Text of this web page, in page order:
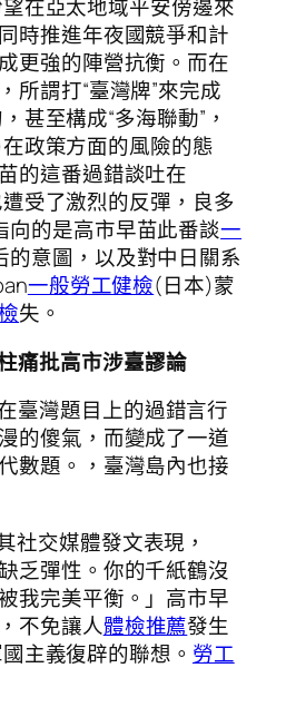
在亞太地域平安傍邊來
時推進年夜國競爭和計
更強的陣營抗衡。而在
所謂打“臺灣牌”來完成
甚至構成“多海聯動”，
政策方面的風險的態
的這番過錯談吐在
受了激烈的反彈，良多
向的是高市早苗此番談一
的意圖，以及對中日關系
一般勞工健檢(日本)蒙
失。
痛批高市涉臺謬論
臺灣題目上的過錯言行
的傻氣，而變成了一道
數題。，臺灣島內也接
社交媒體發文表現，
乏彈性。你的千紙鶴沒
我完美平衡。」高市早
不免讓人體檢推薦發生
主義復辟的聯想。 勞工